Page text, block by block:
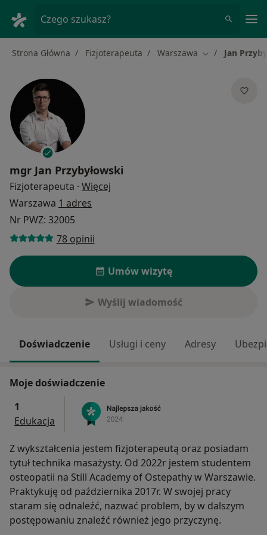
Czego szukasz?
Strona Główna Fizjoterapeuta Warszawa Zmień miasto
Jan
mgr Jan Przybyłowski
Fizjoterapeuta · Więcej
Warszawa 1 adres
Nr PWZ: 32005
78 opinii
Umów wizytę
Wyślij wiadomość
Doświadczenie Usługi i ceny Adresy
Moje doświadczenie
1
Edukacja
Z wykształcenia jestem fizjoterapeutą oraz posiadam
tytuł technika masażysty. Od 2022r jestem studentem
osteopatii na Still Academy of Ostepathy w Warszawie.
Praktykuję od października 2017r. W swojej pracy
staram się odnaleźć, nazwać problem, by w dalszym
postępowaniu znaleźć również jego przyczynę.